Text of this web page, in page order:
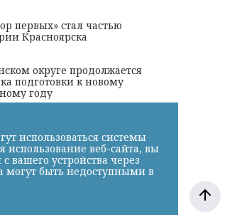
первых» стал частью
Красноярска
округе продолжается
подготовки к новому
году
использоваться системы
веб-сайта, вы
устройства через
могут быть недоступными в